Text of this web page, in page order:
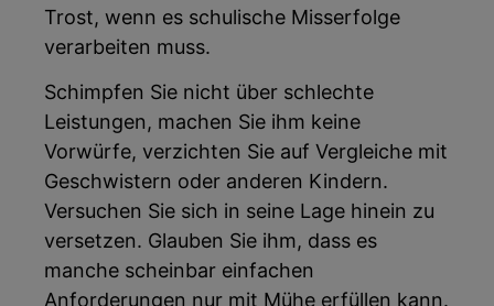
Trost, wenn es schulische Misserfolge
verarbeiten muss.
Schimpfen Sie nicht über schlechte
Leistungen, machen Sie ihm keine
Vorwürfe, verzichten Sie auf Vergleiche mit
Geschwistern oder anderen Kindern.
Versuchen Sie sich in seine Lage hinein zu
versetzen. Glauben Sie ihm, dass es
manche scheinbar einfachen
Anforderungen nur mit Mühe erfüllen kann.